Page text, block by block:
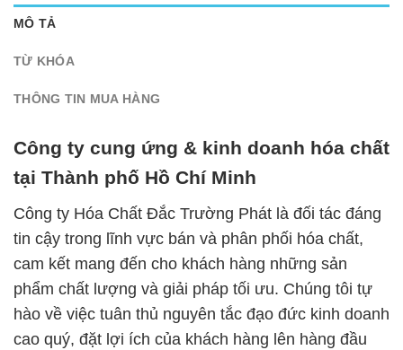
MÔ TẢ
TỪ KHÓA
THÔNG TIN MUA HÀNG
Công ty cung ứng & kinh doanh hóa chất
tại Thành phố Hồ Chí Minh
Công ty Hóa Chất Đắc Trường Phát là đối tác đáng
tin cậy trong lĩnh vực bán và phân phối hóa chất,
cam kết mang đến cho khách hàng những sản
phẩm chất lượng và giải pháp tối ưu. Chúng tôi tự
hào về việc tuân thủ nguyên tắc đạo đức kinh doanh
cao quý, đặt lợi ích của khách hàng lên hàng đầu